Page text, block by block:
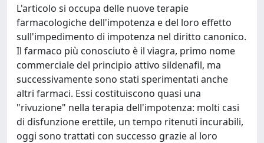
L'articolo si occupa delle nuove terapie
farmacologiche dell'impotenza e del loro effetto
sull'impedimento di impotenza nel diritto canonico.
Il farmaco più conosciuto è il viagra, primo nome
commerciale del principio attivo sildenafil, ma
successivamente sono stati sperimentati anche
altri farmaci. Essi costituiscono quasi una
"rivuzione" nella terapia dell'impotenza: molti casi
di disfunzione erettile, un tempo ritenuti incurabili,
oggi sono trattati con successo grazie al loro